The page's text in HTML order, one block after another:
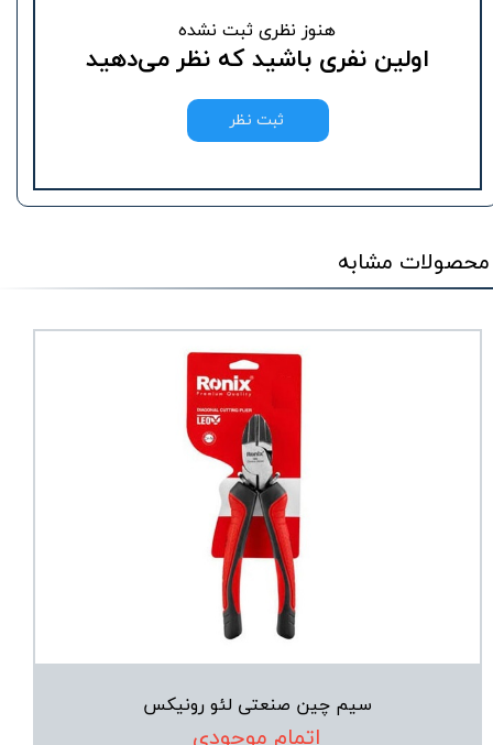
هنوز نظری ثبت نشده
اولین نفری باشید که نظر می‌دهید
ثبت نظر
محصولات مشابه
سیم چین صنعتی لئو رونیکس
اتمام موجودی